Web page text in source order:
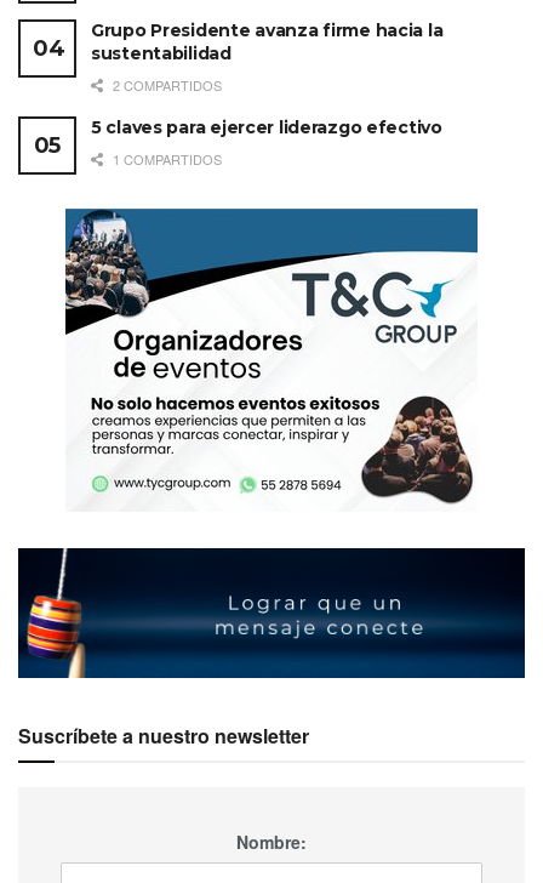
Grupo Presidente avanza firme hacia la
sustentabilidad
2 COMPARTIDOS
5 claves para ejercer liderazgo efectivo
1 COMPARTIDOS
Suscríbete a nuestro newsletter
Nombre: